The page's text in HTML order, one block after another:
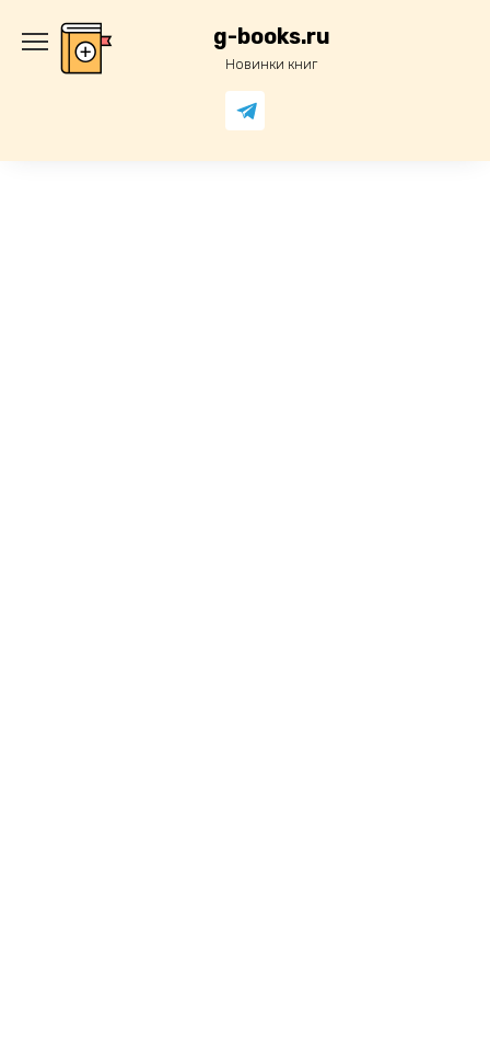
содержанию
g-books.ru
Новинки книг